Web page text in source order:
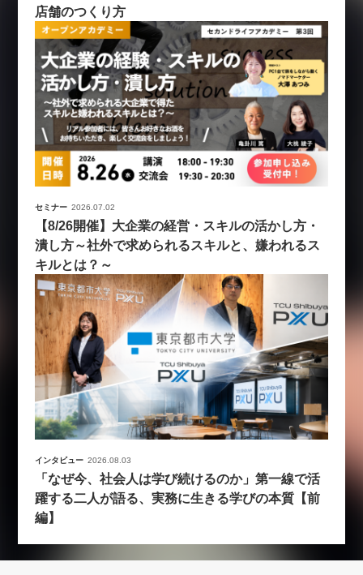
店舗のつくり方
セミナー 2026.07.02
【8/26開催】大企業の経営・スキルの活かし方・
潰し方～社外で求められるスキルと、嫌われるス
キルとは？～
インタビュー 2026.08.03
「なぜ今、社会人は学び続けるのか」第一線で活
躍する二人が語る、実務に生きる学びの本質【前
編】